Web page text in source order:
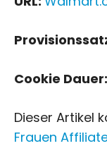
Cookie Dauer:
Dieser Artikel
Frauen